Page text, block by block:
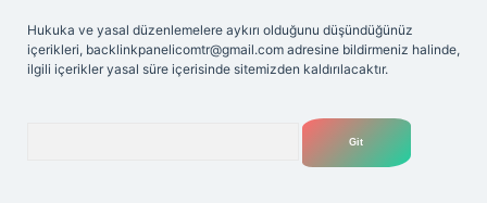
Hukuka ve yasal düzenlemelere aykırı olduğunu düşündüğünüz
içerikleri, backlinkpanelicomtr@gmail.com adresine bildirmeniz halinde,
ilgili içerikler yasal süre içerisinde sitemizden kaldırılacaktır.